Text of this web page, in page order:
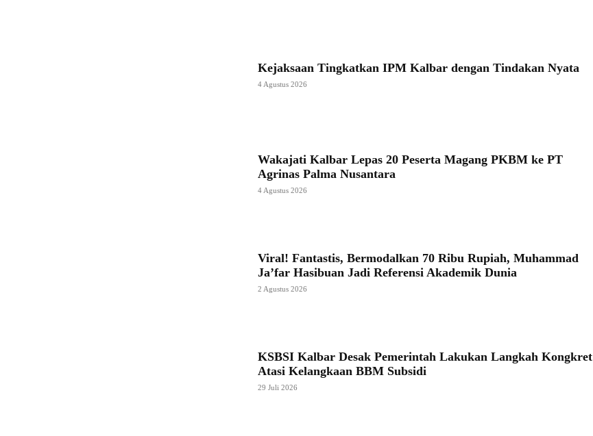
Kejaksaan Tingkatkan IPM Kalbar dengan Tindakan Nyata
4 Agustus 2026
Wakajati Kalbar Lepas 20 Peserta Magang PKBM ke PT
Agrinas Palma Nusantara
4 Agustus 2026
Viral! Fantastis, Bermodalkan 70 Ribu Rupiah, Muhammad
Ja’far Hasibuan Jadi Referensi Akademik Dunia
2 Agustus 2026
KSBSI Kalbar Desak Pemerintah Lakukan Langkah Kongkret
Atasi Kelangkaan BBM Subsidi
29 Juli 2026